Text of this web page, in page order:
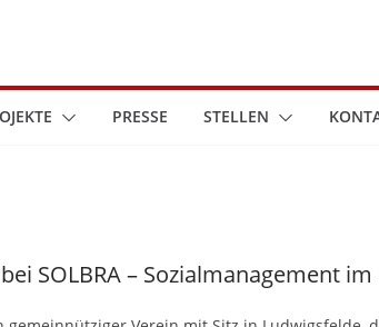
PRESSE STELLEN
SOLBRA – Sozialmanagement